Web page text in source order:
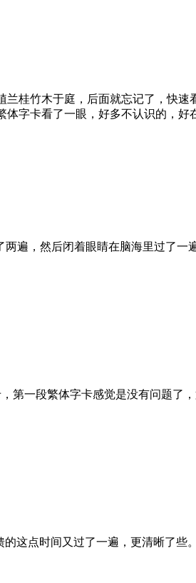
桂竹木于庭，后面就忘记了，快
字卡看了一眼，好多不认识的，好
遍，然后闭着眼睛在脑海里过了
第一段繁体字卡感觉是没有问题了
这点时间又过了一遍，更清晰了些。